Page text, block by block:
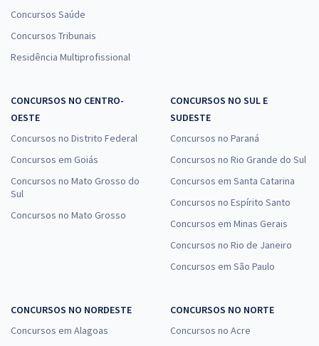
Concursos Saúde
Concursos Tribunais
Residência Multiprofissional
CONCURSOS NO CENTRO-
OESTE
Concursos no Distrito Federal
Concursos em Goiás
Concursos no Mato Grosso do
Sul
Concursos no Mato Grosso
CONCURSOS NO SUL E
SUDESTE
Concursos no Paraná
Concursos no Rio Grande do Sul
Concursos em Santa Catarina
Concursos no Espírito Santo
Concursos em Minas Gerais
Concursos no Rio de Janeiro
Concursos em São Paulo
CONCURSOS NO NORDESTE
Concursos em Alagoas
CONCURSOS NO NORTE
Concursos no Acre